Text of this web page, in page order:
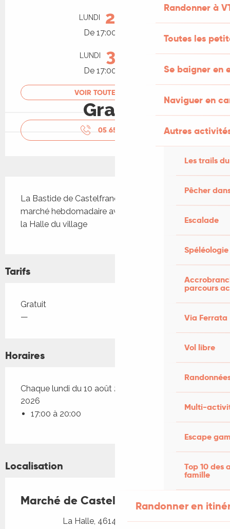
Randonner à
Toutes les
Se baigner en
Naviguer en
Autres
Les trails
Pêcher
Escalade
Spéléologie
parcours
Via Ferrata
Vol libre
Multi-
Escape
Top 10 des
famille
Randonner en
LUNDI 24
De 17:00 à 20:00
LUNDI 31
De 17:00 à 20:00
VOIR TOUTES LES DATES
Gratuit
05 65 36 22
La Bastide de Castelfranc vous attend pour un
marché hebdomadaire avec 8-9 exposants, sous
la Halle du village
Tarifs
Tarifs 2026
Gratuit
—
Horaires
Chaque lundi du 10 août 2026 au 28 décembre
2026
17:00 à 20:00
Localisation
Marché de Castelfranc
La Halle, 46140 Castelfranc